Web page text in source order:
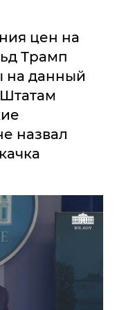
цен на
Трамп
на данный
назвал